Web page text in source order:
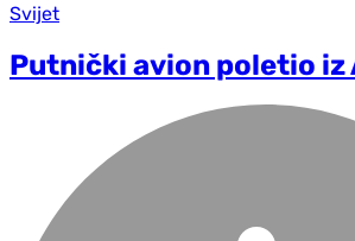
Svijet
Putnički avion poletio iz